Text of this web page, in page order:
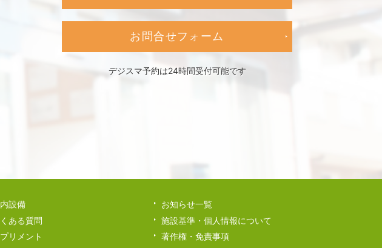
お問合せフォーム
デジスマ予約は24時間受付可能です
設備
ある質問
リメント
お知らせ一覧
施設基準・個人情報について
著作権・免責事項